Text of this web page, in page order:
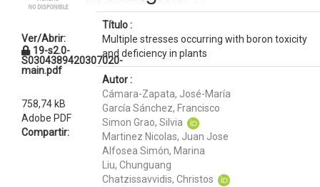
Ver/Abrir:
19-s2.0-
S0304389420307020-
main.pdf
758,74 kB
Adobe PDF
Compartir:
Título :
Multiple stresses occurring with boron toxicity
and deficiency in plants
Autor :
Cámara-Zapata, José-María
García Sánchez, Francisco
Simon Grao, Silvia
Martinez Nicolas, Juan Jose
Alfosea Simón, Marina
Liu, Chunguang
Chatzissavvidis, Christos